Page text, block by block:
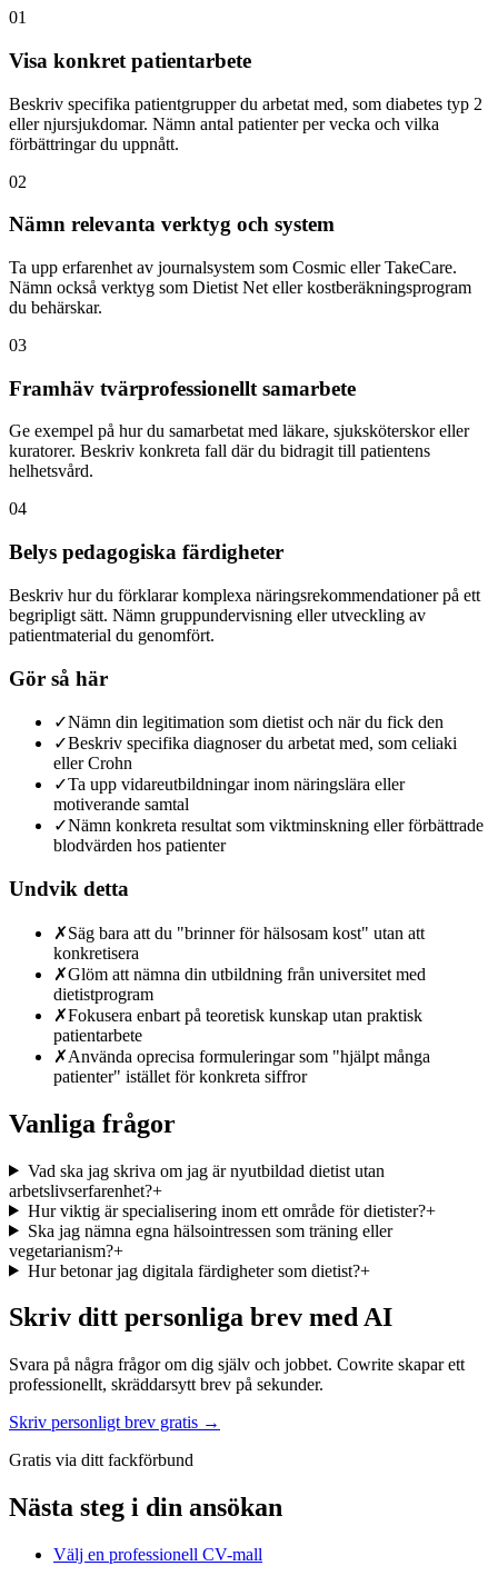
01
Visa konkret patientarbete
Beskriv specifika patientgrupper du arbetat med, som diabetes typ 2
eller njursjukdomar. Nämn antal patienter per vecka och vilka
förbättringar du uppnått.
02
Nämn relevanta verktyg och system
Ta upp erfarenhet av journalsystem som Cosmic eller TakeCare.
Nämn också verktyg som Dietist Net eller kostberäkningsprogram
du behärskar.
03
Framhäv tvärprofessionellt samarbete
Ge exempel på hur du samarbetat med läkare, sjuksköterskor eller
kuratorer. Beskriv konkreta fall där du bidragit till patientens
helhetsvård.
04
Belys pedagogiska färdigheter
Beskriv hur du förklarar komplexa näringsrekommendationer på ett
begripligt sätt. Nämn gruppundervisning eller utveckling av
patientmaterial du genomfört.
Gör så här
✓Nämn din legitimation som dietist och när du fick den
✓Beskriv specifika diagnoser du arbetat med, som celiaki
eller Crohn
✓Ta upp vidareutbildningar inom näringslära eller
motiverande samtal
✓Nämn konkreta resultat som viktminskning eller förbättrade
blodvärden hos patienter
Undvik detta
✗Säg bara att du "brinner för hälsosam kost" utan att
konkretisera
✗Glöm att nämna din utbildning från universitet med
dietistprogram
✗Fokusera enbart på teoretisk kunskap utan praktisk
patientarbete
✗Använda oprecisa formuleringar som "hjälpt många
patienter" istället för konkreta siffror
Vanliga frågor
Vad ska jag skriva om jag är nyutbildad dietist utan
arbetslivserfarenhet?+
Hur viktig är specialisering inom ett område för dietister?+
Ska jag nämna egna hälsointressen som träning eller
vegetarianism?+
Hur betonar jag digitala färdigheter som dietist?+
Skriv ditt personliga brev med AI
Svara på några frågor om dig själv och jobbet. Cowrite skapar ett
professionellt, skräddarsytt brev på sekunder.
Skriv personligt brev gratis →
Gratis via ditt fackförbund
Nästa steg i din ansökan
Välj en professionell CV-mall